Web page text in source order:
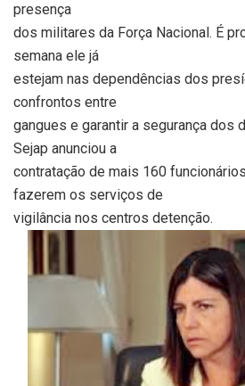
presença
dos militares da Força Nacional. É
semana ele já
estejam nas dependências dos
confrontos entre
gangues e garantir a segurança dos
Sejap anunciou a
contratação de mais 160
fazerem os serviços de
vigilância nos centros detenção.